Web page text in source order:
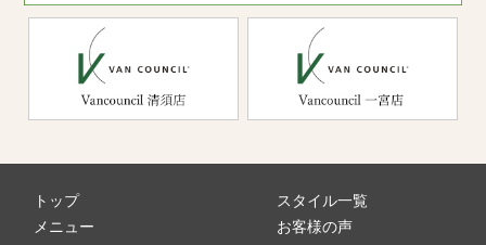
トップ
メニュー
スタイル一覧
お客様の声